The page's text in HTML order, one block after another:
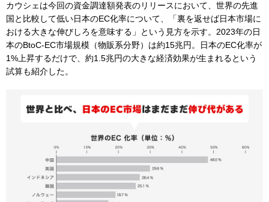
カウシェは今回の資金調達額発表のリリースにおいて、世界の先進
国と比較して低い日本のEC化率について、「裏を返せば日本市場に
おける大きな伸びしろを意味する」という見方を示す。2023年の日
本のBtoC-EC市場規模（物販系分野）は約15兆円。日本のEC化率が
1%上昇するだけで、約1.5兆円の大きな経済効果が生まれるという
試算も紹介した。